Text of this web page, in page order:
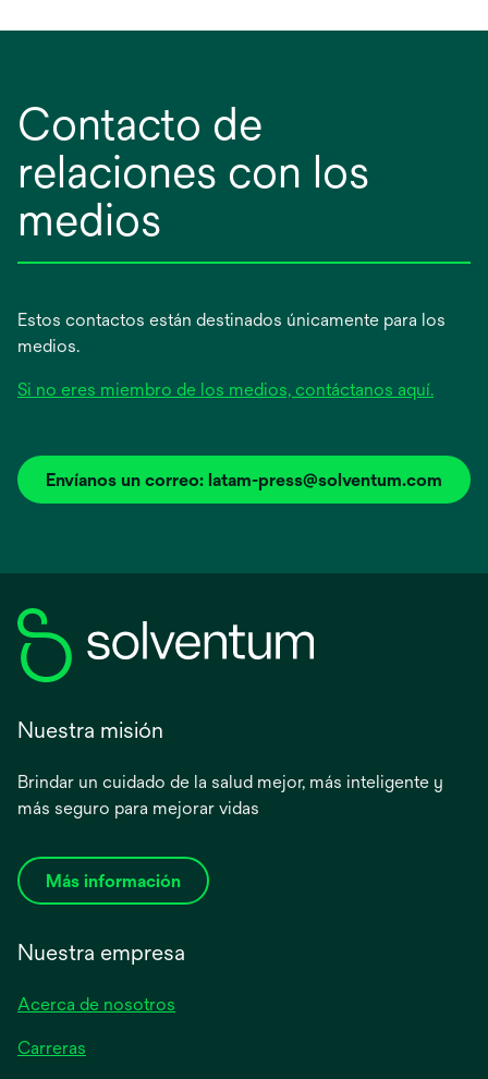
Contacto de
relaciones con los
medios
Estos contactos están destinados únicamente para los
medios.
Si no eres miembro de los medios, contáctanos aquí.
Envíanos un correo: latam-press@solventum.com
Nuestra misión
Brindar un cuidado de la salud mejor, más inteligente y
más seguro para mejorar vidas
Más información
Nuestra empresa
Acerca de nosotros
Carreras